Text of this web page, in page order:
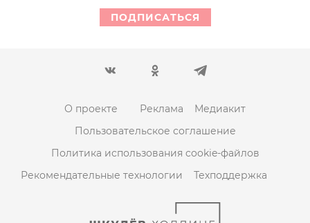
ПОДПИСАТЬСЯ
О проекте Реклама
Медиакит
Пользовательское соглашение
Политика использования cookie-файлов
Рекомендательные технологии
Техподдержка